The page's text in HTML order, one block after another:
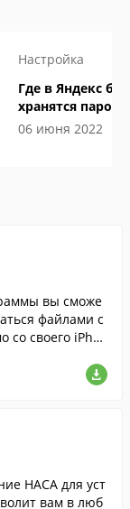
Настройка
Где в Яндекс
хранятся пароли
06 июня 2022
вы сможе
файлами с
со своего iPho
НАСА для уст
вам в люб